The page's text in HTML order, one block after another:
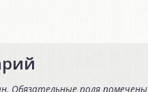
Обязательные поля помечены